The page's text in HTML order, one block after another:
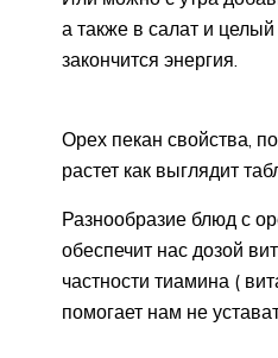
а также в салат и
закончится энергия.
Орех пекан свойства,
растет как выглядит
Разнообразие блюд с
обеспечит нас дозой
частности тиамина (
помогает нам не